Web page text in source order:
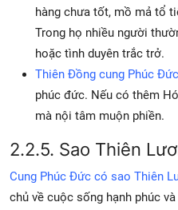
hàng chưa tốt, mồ mả tổ
Trong họ nhiều người
hoặc tình duyên trắc trở.
Thiên Đồng cung Phúc Đức
phúc đức. Nếu có thêm
mà nội tâm muộn phiền.
2.2.5. Sao Thiên
Cung Phúc Đức có sao Thiên
chủ về cuộc sống hạnh phúc